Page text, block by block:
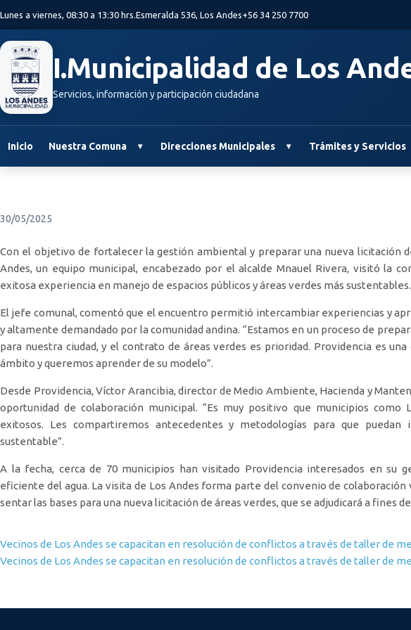
Lunes a viernes, 08:30 a 13:30 hrs.Esmeralda 536, Los Andes+56 34 250 7700
I.Municipalidad de Los
Servicios, información y participación ciudadana
Inicio Nuestra Comuna Direcciones Municipales Trámites y Servicios
30/05/2025
Con el objetivo de fortalecer la gestión ambiental y preparar una nueva licitación
Andes, un equipo municipal, encabezado por el alcalde Mnauel Rivera, visitó la
exitosa experiencia en manejo de espacios públicos y áreas verdes más sustentables.
El jefe comunal, comentó que el encuentro permitió intercambiar experiencias y
y altamente demandado por la comunidad andina. “Estamos en un proceso de
para nuestra ciudad, y el contrato de áreas verdes es prioridad. Providencia es
ámbito y queremos aprender de su modelo”.
Desde Providencia, Víctor Arancibia, director de Medio Ambiente, Hacienda y
oportunidad de colaboración municipal. “Es muy positivo que municipios como
exitosos. Les compartiremos antecedentes y metodologías para que
sustentable”.
A la fecha, cerca de 70 municipios han visitado Providencia interesados en su
eficiente del agua. La visita de Los Andes forma parte del convenio de
sentar las bases para una nueva licitación de áreas verdes, que se adjudicará a fines de
Navegación de entradas
Vecinos de Los Andes se capacitan en resolución de conflictos a través de taller de
Vecinos de Los Andes se capacitan en resolución de conflictos a través de taller de